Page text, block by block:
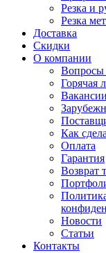
Резка и
Резка
Доставка
Скидки
О компании
Вопросы
Горячая
Вакансии
Как
Оплата
Гарантия
Возврат
Новости
Статьи
Контакты